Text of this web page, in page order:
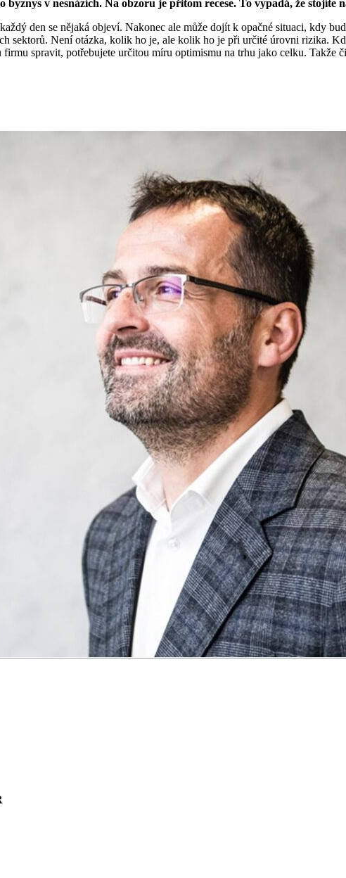
byznys v nesnázích. Na obzoru je přitom recese. To vypadá, že
den se nějaká objeví. Nakonec ale může dojít k opačné situaci, kdy
sektorů. Není otázka, kolik ho je, ale kolik ho je při určité úrovni rizika.
spravit, potřebujete určitou míru optimismu na trhu jako celku. Takže